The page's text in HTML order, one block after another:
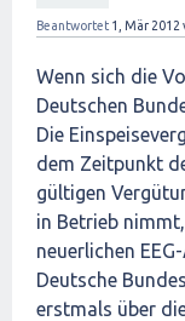
Beantwortet 1, Mär 2012
Wenn sich die
Deutschen
Die
dem Zeitpunkt
gültigen
in Betrieb
neuerlichen
Deutsche
erstmals über